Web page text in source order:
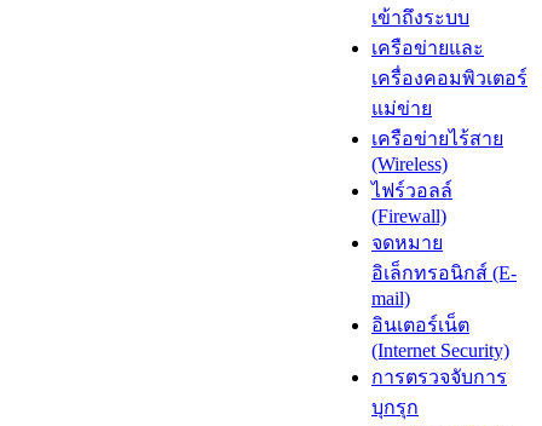
เข้าถึงระบบ
เครือข่ายและ
เครื่องคอมพิวเตอร์
แม่ข่าย
เครือข่ายไร้สาย
(Wireless)
ไฟร์วอลล์
(Firewall)
จดหมาย
อิเล็กทรอนิกส์ (E-
mail)
อินเตอร์เน็ต
(Internet Security)
การตรวจจับการ
บุกรุก